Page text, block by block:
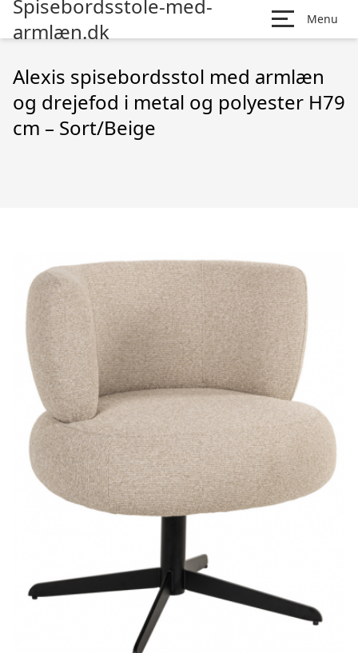
Spisebordsstole-med-
armlæn.dk
Menu
Alexis spisebordsstol med armlæn
og drejefod i metal og polyester H79
cm – Sort/Beige